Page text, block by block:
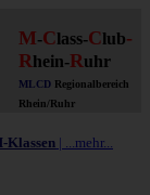
M-Class-Club-
Rhein-Ruhr
MLCD Regionalbereich
Rhein/Ruhr
Klassen | ...mehr...